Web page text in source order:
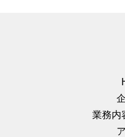
業務内